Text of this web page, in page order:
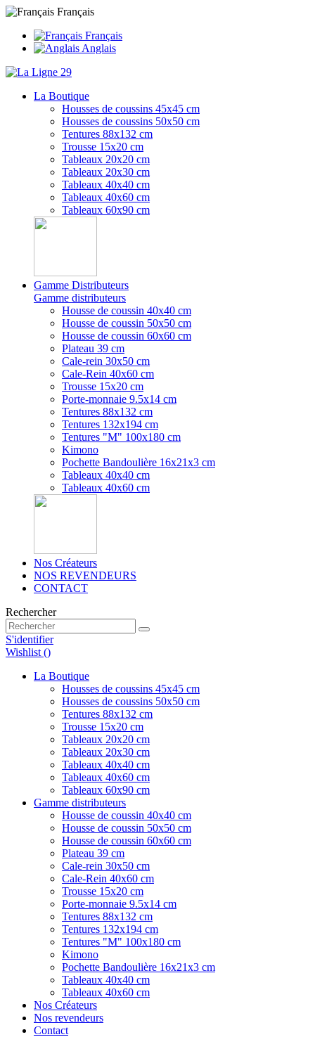
Français
Français
Anglais
La Boutique
Housses de coussins 45x45 cm
Housses de coussins 50x50 cm
Tentures 88x132 cm
Trousse 15x20 cm
Tableaux 20x20 cm
Tableaux 20x30 cm
Tableaux 40x40 cm
Tableaux 40x60 cm
Tableaux 60x90 cm
Gamme Distributeurs
Gamme distributeurs
Housse de coussin 40x40 cm
Housse de coussin 50x50 cm
Housse de coussin 60x60 cm
Plateau 39 cm
Cale-rein 30x50 cm
Cale-Rein 40x60 cm
Trousse 15x20 cm
Porte-monnaie 9.5x14 cm
Tentures 88x132 cm
Tentures 132x194 cm
Tentures "M" 100x180 cm
Kimono
Pochette Bandoulière 16x21x3 cm
Tableaux 40x40 cm
Tableaux 40x60 cm
Nos Créateurs
NOS REVENDEURS
CONTACT
Rechercher
S'identifier
Wishlist ()
La Boutique
Housses de coussins 45x45 cm
Housses de coussins 50x50 cm
Tentures 88x132 cm
Trousse 15x20 cm
Tableaux 20x20 cm
Tableaux 20x30 cm
Tableaux 40x40 cm
Tableaux 40x60 cm
Tableaux 60x90 cm
Gamme distributeurs
Housse de coussin 40x40 cm
Housse de coussin 50x50 cm
Housse de coussin 60x60 cm
Plateau 39 cm
Cale-rein 30x50 cm
Cale-Rein 40x60 cm
Trousse 15x20 cm
Porte-monnaie 9.5x14 cm
Tentures 88x132 cm
Tentures 132x194 cm
Tentures "M" 100x180 cm
Kimono
Pochette Bandoulière 16x21x3 cm
Tableaux 40x40 cm
Tableaux 40x60 cm
Nos Créateurs
Nos revendeurs
Contact